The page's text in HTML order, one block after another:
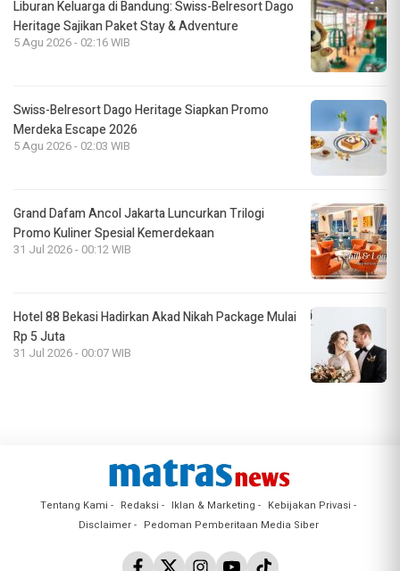
Liburan Keluarga di Bandung: Swiss-Belresort Dago
Heritage Sajikan Paket Stay & Adventure
5 Agu 2026 - 02:16 WIB
Swiss-Belresort Dago Heritage Siapkan Promo
Merdeka Escape 2026
5 Agu 2026 - 02:03 WIB
Grand Dafam Ancol Jakarta Luncurkan Trilogi
Promo Kuliner Spesial Kemerdekaan
31 Jul 2026 - 00:12 WIB
Hotel 88 Bekasi Hadirkan Akad Nikah Package Mulai
Rp 5 Juta
31 Jul 2026 - 00:07 WIB
Tentang Kami Redaksi Iklan & Marketing
Kebijakan Privasi
Disclaimer
Pedoman Pemberitaan Media Siber